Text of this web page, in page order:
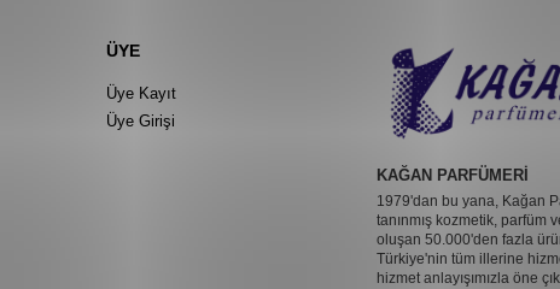
ÜYE
Üye Kayıt
Üye Girişi
KAĞAN PARFÜMERİ
1979'dan bu yana, Kağan
tanınmış kozmetik, parfüm
oluşan 50.000'den fazla
Türkiye'nin tüm illerine
hizmet anlayışımızla öne